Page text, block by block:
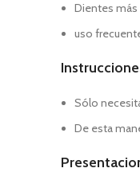
Dientes más
uso
Sólo
De esta